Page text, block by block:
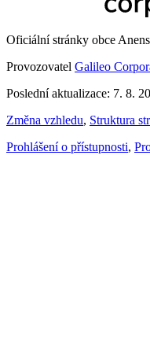
Oficiální stránky obce
Provozovatel Galileo
Poslední aktualizace: 7. 8.
Změna vzhledu, Struktura
Prohlášení o přístupnosti,